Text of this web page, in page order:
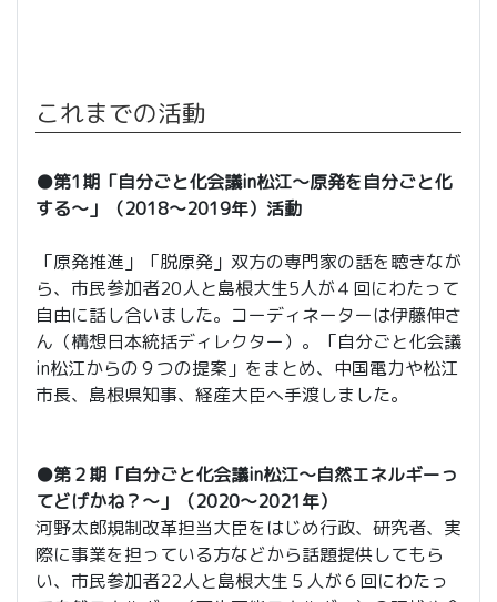
これまでの活動
●第1期「自分ごと化会議in松江～原発を自分ごと化
する～」（2018～2019年）活動
「原発推進」「脱原発」双方の専門家の話を聴きなが
ら、市民参加者20人と島根大生5人が４回にわたって
自由に話し合いました。コーディネーターは伊藤伸さ
ん（構想日本統括ディレクター）。「自分ごと化会議
in松江からの９つの提案」をまとめ、中国電力や松江
市長、島根県知事、経産大臣へ手渡しました。
●第２期「自分ごと化会議in松江～自然エネルギーっ
てどげかね？～」（2020～2021年）
河野太郎規制改革担当大臣をはじめ行政、研究者、実
際に事業を担っている方などから話題提供してもら
い、市民参加者22人と島根大生５人が６回にわたっ